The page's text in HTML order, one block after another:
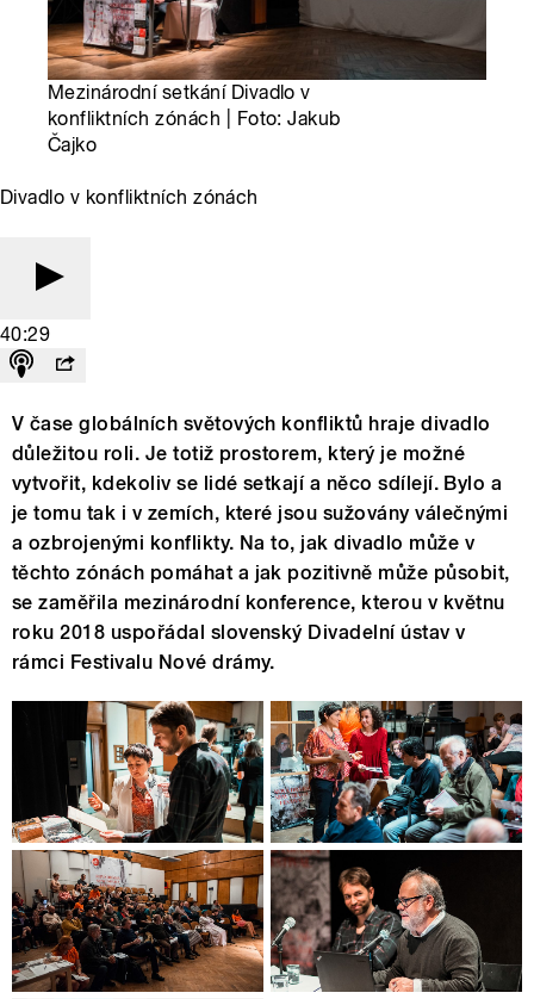
Mezinárodní setkání Divadlo v
konfliktních zónách | Foto: Jakub
Čajko
Divadlo v konfliktních zónách
40:29
V čase globálních světových konfliktů hraje divadlo
důležitou roli. Je totiž prostorem, který je možné
vytvořit, kdekoliv se lidé setkají a něco sdílejí. Bylo a
je tomu tak i v zemích, které jsou sužovány válečnými
a ozbrojenými konflikty. Na to, jak divadlo může v
těchto zónách pomáhat a jak pozitivně může působit,
se zaměřila mezinárodní konference, kterou v květnu
roku 2018 uspořádal slovenský Divadelní ústav v
rámci Festivalu Nové drámy.